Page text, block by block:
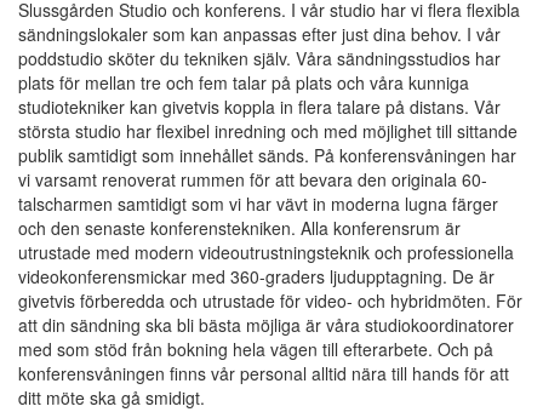
Slussgården Studio och konferens. I vår studio har vi flera flexibla
sändningslokaler som kan anpassas efter just dina behov. I vår
poddstudio sköter du tekniken själv. Våra sändningsstudios har
plats för mellan tre och fem talar på plats och våra kunniga
studiotekniker kan givetvis koppla in flera talare på distans. Vår
största studio har flexibel inredning och med möjlighet till sittande
publik samtidigt som innehållet sänds. På konferensvåningen har
vi varsamt renoverat rummen för att bevara den originala 60-
talscharmen samtidigt som vi har vävt in moderna lugna färger
och den senaste konferenstekniken. Alla konferensrum är
utrustade med modern videoutrustningsteknik och professionella
videokonferensmickar med 360-graders ljudupptagning. De är
givetvis förberedda och utrustade för video- och hybridmöten. För
att din sändning ska bli bästa möjliga är våra studiokoordinatorer
med som stöd från bokning hela vägen till efterarbete. Och på
konferensvåningen finns vår personal alltid nära till hands för att
ditt möte ska gå smidigt.